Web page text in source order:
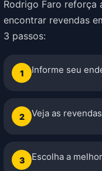
Rodrigo Faro reforça
encontrar revendas
3 passos:
1 Informe seu
2 Veja as
3 Escolha a